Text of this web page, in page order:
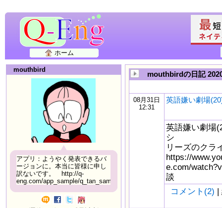
ホーム
mouthbird
アプリ：ようやく発表できるバ
ージョンに。本当に皆様に申し
訳ないです。 http://q-
eng.com/app_sample/q_tan_sample06.html
mouthbirdの日記
08月31日
12:31
英語嫌い劇場
英語嫌い劇場
シ
リーズのクラ
https://
e.com/
談
コメント(2) |